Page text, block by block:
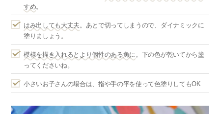
すめ。
はみ出しても大丈夫 。あとで切ってしまうので、ダイナミックに
塗りましょう。
模様を描き入れるとより個性のある魚に 。下の色が乾いてから塗
ってくださいね。
小さいお子さんの場合は、指や手の平を使って色塗りしてもOK